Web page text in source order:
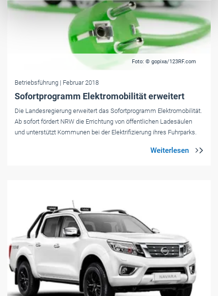
Foto: © gopixa/123RF.com
Betriebsführung | Februar 2018
Sofortprogramm Elektromobilität erweitert
Die Landesregierung erweitert das Sofortprogramm Elektromobilität.
Ab sofort fördert NRW die Errichtung von öffentlichen Ladesäulen
und unterstützt Kommunen bei der Elektrifizierung ihres Fuhrparks.